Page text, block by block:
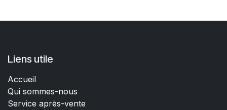
Liens utile
Accueil
Qui sommes-nous
Service après-vente